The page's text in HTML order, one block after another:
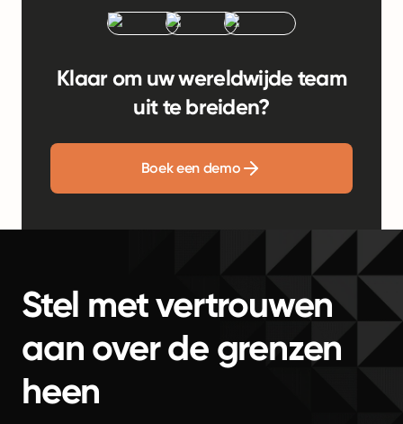
Klaar om uw wereldwijde team
uit te breiden?
Boek een demo
Stel met vertrouwen
aan over de grenzen
heen